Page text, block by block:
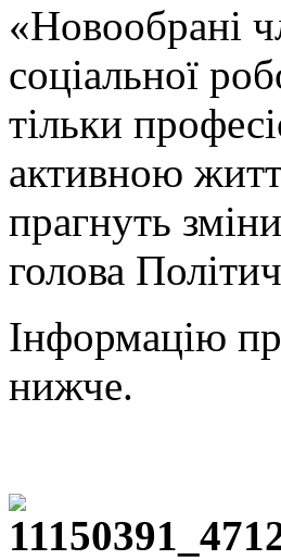
«Новообрані
соціальної
тільки
активною
прагнуть
голова
Інформацію
нижче.